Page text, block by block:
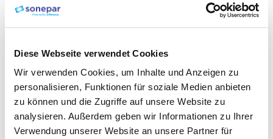
Diese Webseite verwendet Cookies
Wir verwenden Cookies, um Inhalte und Anzeigen zu
personalisieren, Funktionen für soziale Medien anbieten
zu können und die Zugriffe auf unsere Website zu
analysieren. Außerdem geben wir Informationen zu Ihrer
Verwendung unserer Website an unsere Partner für